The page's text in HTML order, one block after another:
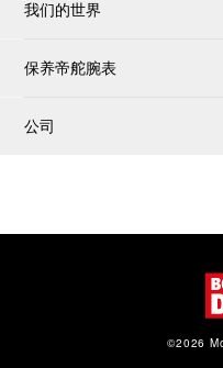
我们的世界
保养帝舵腕表
公司
©2026